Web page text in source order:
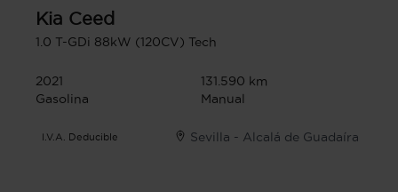
Kia Ceed
1.0 T-GDi 88kW (120CV) Tech
2021
131.590 km
Gasolina
Manual
I.V.A. Deducible Sevilla - Alcalá de Guadaíra